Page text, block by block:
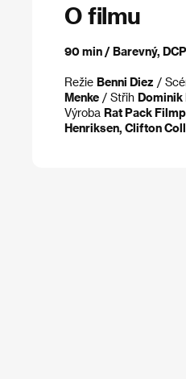
O filmu
90 min / Barevný, DCP
Režie Benni Diez /
Menke / Střih Dominik
Výroba Rat Pack
Henriksen, Clifton